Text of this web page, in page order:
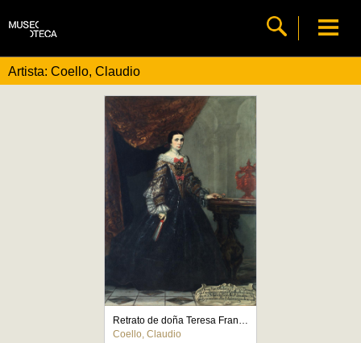
Artista: Coello, Claudio
Retrato de doña Teresa Francisca Mudarra y Herrera
Coello, Claudio